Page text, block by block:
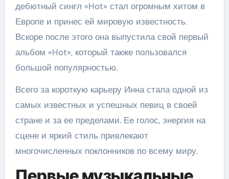
дебютный сингл «Hot» стал огромным хитом в
Европе и принес ей мировую известность.
Вскоре после этого она выпустила свой первый
альбом «Hot», который также пользовался
большой популярностью.
Всего за короткую карьеру Инна стала одной из
самых известных и успешных певиц в своей
стране и за ее пределами. Ее голос, энергия на
сцене и яркий стиль привлекают
многочисленных поклонников по всему миру.